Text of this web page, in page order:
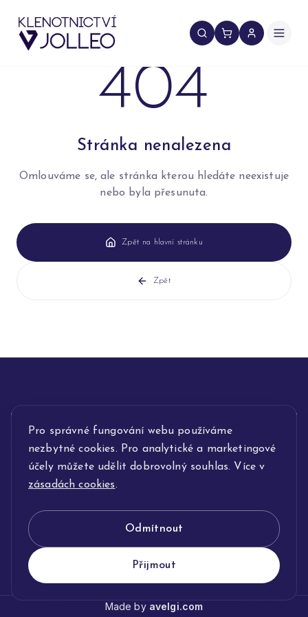
Pro správné fungování webu používáme
nezbytné cookies. Pro analytické a marketingové
účely můžete udělit dobrovolný souhlas. Více v
zásadách cookies.
Odmítnout
Přijmout
404
Stránka nenalezena
Omlouváme se, ale stránka kterou hledáte neexistuje
nebo byla přesunuta.
Zpět na hlavní stránku
Zpět
INFORMACE
POPIS SLUŽEB
KLENOTNICTVÍ JOLLEO
Made by avelgi.com